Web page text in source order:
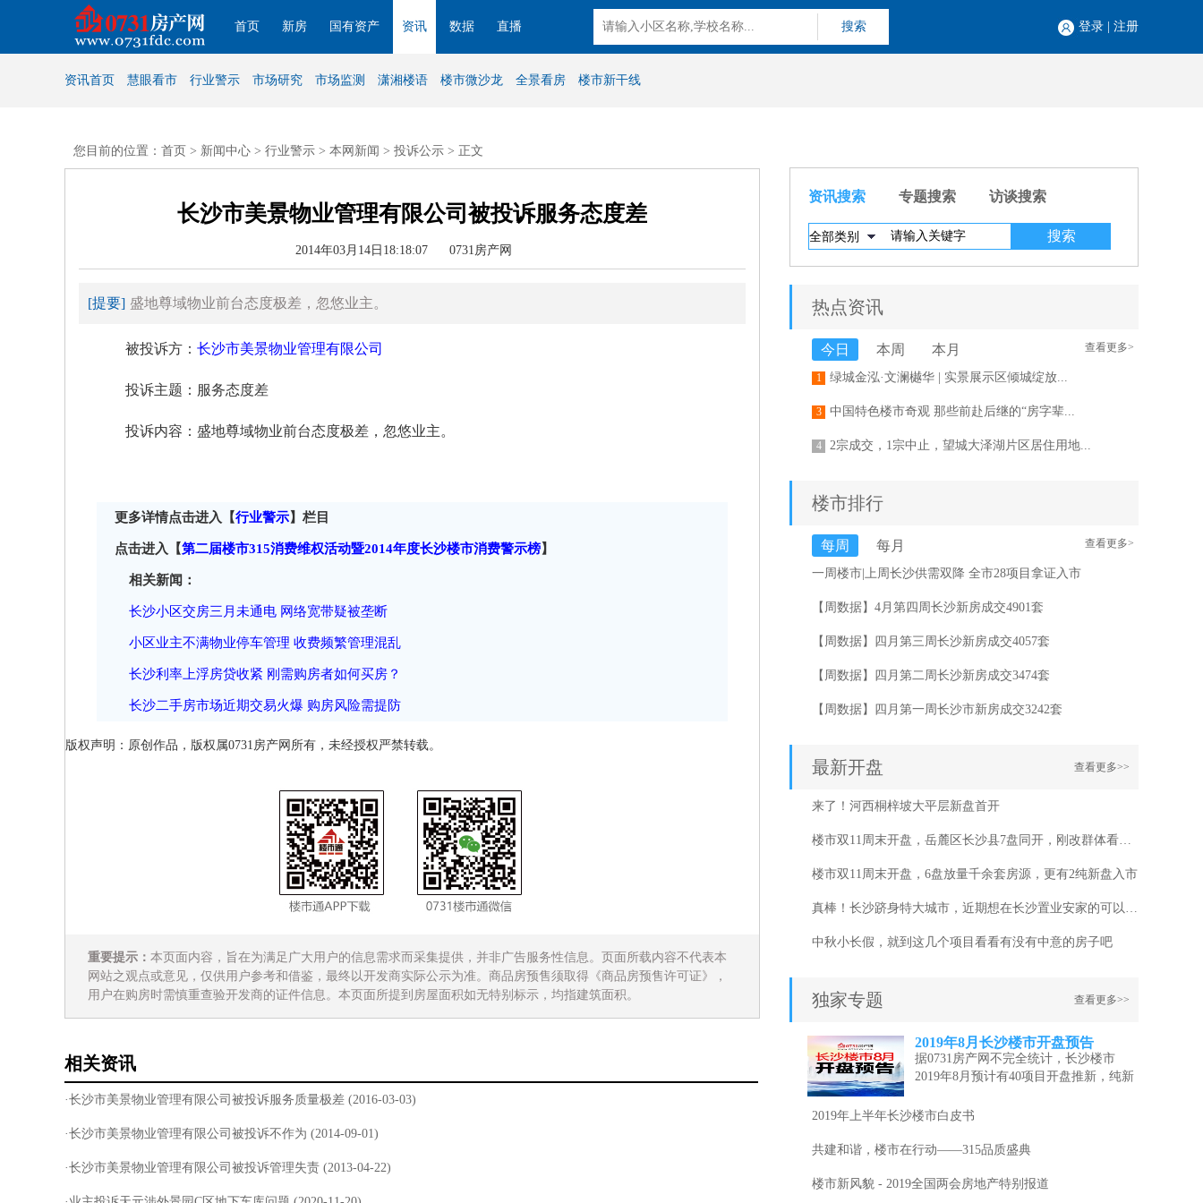
首页 新房 国有资产 资讯 数据 直播 搜索 登录 注册
资讯首页 慧眼看市 行业警示 市场研究 市场监测 潇湘楼语 楼市微沙龙 全景看房 楼市新干线
您目前的位置：首页 > 新闻中心 > 行业警示 > 本网新闻 > 投诉公示 > 正文
长沙市美景物业管理有限公司被投诉服务态度差
2014年03月14日18:18:07 0731房产网
[提要] 盛地尊域物业前台态度极差，忽悠业主。
被投诉方： 长沙市美景物业管理有限公司
投诉主题：服务态度差
投诉内容：盛地尊域物业前台态度极差，忽悠业主。
更多详情点击进入【行业警示】栏目
点击进入【第二届楼市315消费维权活动暨2014年度长沙楼市消费警示榜】
相关新闻：
长沙小区交房三月未通电 网络宽带疑被垄断
小区业主不满物业停车管理 收费频繁管理混乱
长沙利率上浮房贷收紧 刚需购房者如何买房？
长沙二手房市场近期交易火爆 购房风险需提防
版权声明：原创作品，版权属0731房产网所有，未经授权严禁转载。
重要提示： 本页面内容，旨在为满足广大用户的信息需求而采集提供，并非广告服务性信息。页面所载内容不代表本
网站之观点或意见，仅供用户参考和借鉴，最终以开发商实际公示为准。商品房预售须取得《商品房预售许可证》，
用户在购房时需慎重查验开发商的证件信息。本页面所提到房屋面积如无特别标示，均指建筑面积。
相关资讯
·长沙市美景物业管理有限公司被投诉服务质量极差 (2016-03-03)
·长沙市美景物业管理有限公司被投诉不作为 (2014-09-01)
·长沙市美景物业管理有限公司被投诉管理失责 (2013-04-22)
资讯搜索 专题搜索 访谈搜索
热点资讯
查看更多>
今日 本周 本月
1 绿城金泓·文澜樾华 | 实景展示区倾城绽放...
3 中国特色楼市奇观 那些前赴后继的“房字辈...
4 2宗成交，1宗中止，望城大泽湖片区居住用地...
楼市排行
查看更多>
每周 每月
一周楼市|上周长沙供需双降 全市28项目拿证入市
【周数据】4月第四周长沙新房成交4901套
【周数据】四月第三周长沙新房成交4057套
【周数据】四月第二周长沙新房成交3474套
【周数据】四月第一周长沙市新房成交3242套
最新开盘 查看更多>>
来了！河西桐梓坡大平层新盘首开
楼市双11周末开盘，岳麓区长沙县7盘同开，刚改群体看过来！
楼市双11周末开盘，6盘放量千余套房源，更有2纯新盘入市
真棒！长沙跻身特大城市，近期想在长沙置业安家的可以看看这几个项目
中秋小长假，就到这几个项目看看有没有中意的房子吧
独家专题 查看更多>>
2019年8月长沙楼市开盘预告
据0731房产网不完全统计，长沙楼市
2019年8月预计有40项目开盘推新，纯新
2019年上半年长沙楼市白皮书
共建和谐，楼市在行动——315品质盛典
楼市新风貌 - 2019全国两会房地产特别报道